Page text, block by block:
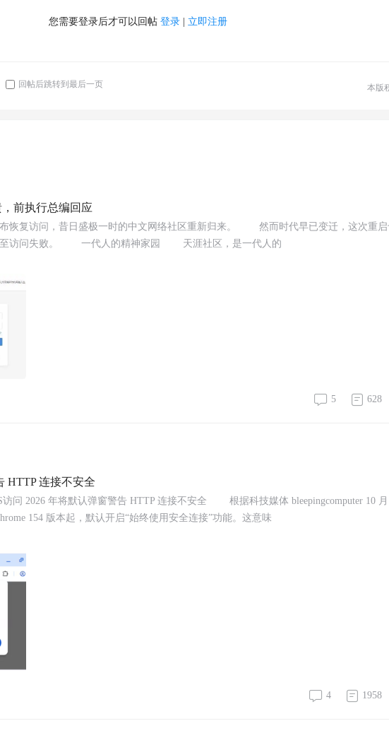
您需要登录后才可以回帖 登录| 立即注册
本版
回帖后跳转到最后一页
前执行总编回应
复访问，昔日盛极一时的中文网络社区重新归来。 然而时代早已变迁，这次重启
至访问失败。 一代人的精神家园 天涯社区，是一代人的
5 628
HTTP 连接不安全
访问 2026 年将默认弹窗警告 HTTP 连接不安全 根据科技媒体 bleepingcomputer 10
154 版本起，默认开启“始终使用安全连接”功能。这意味
4 1958